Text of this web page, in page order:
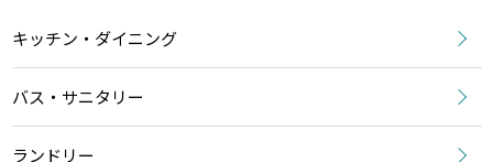
キッチン・ダイニング
バス・サニタリー
ランドリー